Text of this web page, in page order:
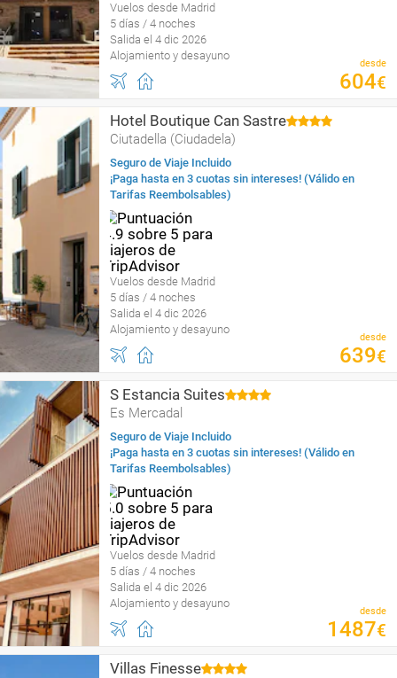
Vuelos desde Madrid
5 días / 4 noches
Salida el 4 dic 2026
Alojamiento y desayuno
desde
604€
Hotel Boutique Can Sastre
Ciutadella (Ciudadela)
Seguro de Viaje Incluido
¡Paga hasta en 3 cuotas sin intereses! (Válido en
Tarifas Reembolsables)
Vuelos desde Madrid
5 días / 4 noches
Salida el 4 dic 2026
Alojamiento y desayuno
desde
639€
S Estancia Suites
Es Mercadal
Seguro de Viaje Incluido
¡Paga hasta en 3 cuotas sin intereses! (Válido en
Tarifas Reembolsables)
Vuelos desde Madrid
5 días / 4 noches
Salida el 4 dic 2026
Alojamiento y desayuno
desde
1487€
Villas Finesse